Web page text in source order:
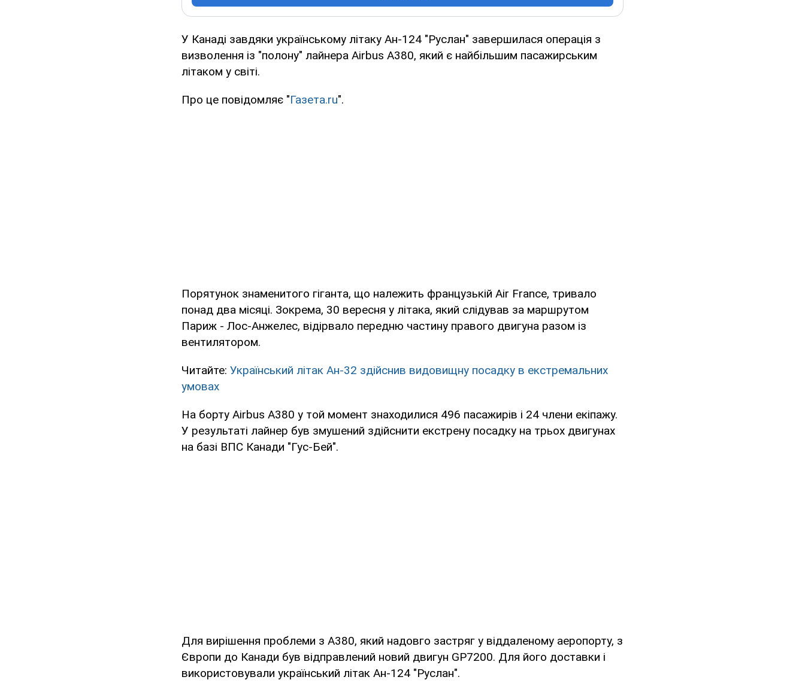
У Канаді завдяки українському літаку Ан-124 "Руслан" завершилася операція з
визволення із "полону" лайнера Airbus А380, який є найбільшим пасажирським
літаком у світі.
Про це повідомляє "Газета.ru".
Порятунок знаменитого гіганта, що належить французькій Air France, тривало
понад два місяці. Зокрема, 30 вересня у літака, який слідував за маршрутом
Париж - Лос-Анжелес, відірвало передню частину правого двигуна разом із
вентилятором.
Читайте: Український літак Ан-32 здійснив видовищну посадку в екстремальних
умовах
На борту Airbus А380 у той момент знаходилися 496 пасажирів і 24 члени екіпажу.
У результаті лайнер був змушений здійснити екстрену посадку на трьох двигунах
на базі ВПС Канади "Гус-Бей".
Для вирішення проблеми з А380, який надовго застряг у віддаленому аеропорту, з
Європи до Канади був відправлений новий двигун GP7200. Для його доставки і
використовували український літак Ан-124 "Руслан".